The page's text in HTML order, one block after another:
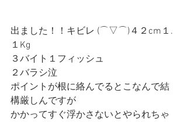
出ました！！キビレ (⌒▽⌒)４２cm１.
１Kg
３バイト１フィッシュ
２バラシ泣
ポイントが根に絡んでるとこなんで結
構厳しんですが
かかってすぐ浮かさないとやられちゃ